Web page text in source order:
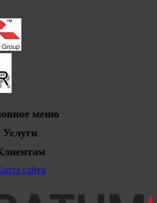
меню
Услуги
сайта